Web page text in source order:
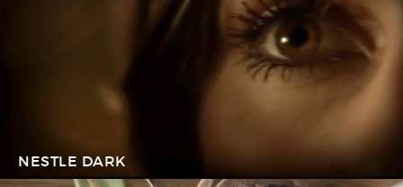
NESTLE DARK